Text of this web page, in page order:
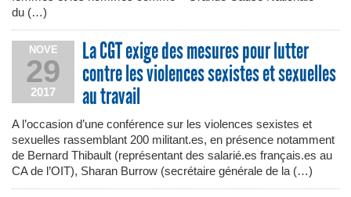
du (…)
NOVE
29
2017
La CGT exige des mesures pour lutter
contre les violences sexistes et sexuelles
au travail
A l’occasion d’une conférence sur les violences sexistes et
sexuelles rassemblant 200 militant.es, en présence notamment
de Bernard Thibault (représentant des salarié.es français.es au
CA de l’OIT), Sharan Burrow (secrétaire générale de la (…)